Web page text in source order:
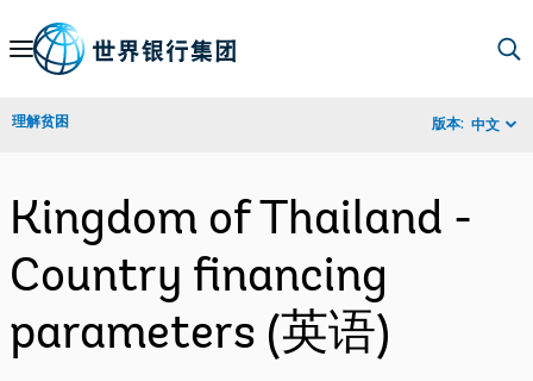
Skip
Navigation
理解贫困 版本: 中文
Kingdom of Thailand -
Country financing
parameters (英语)